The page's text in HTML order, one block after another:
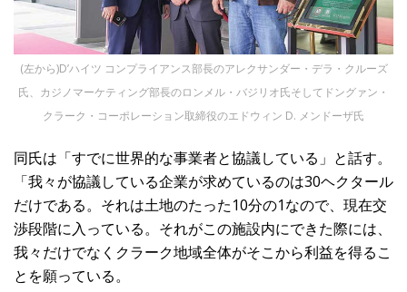
(左から)D’ハイツ コンプライアンス部長のアレクサンダー・デラ・クルーズ
氏、カジノマーケティング部長のロンメル・バジリオ氏そしてドングァン・
クラーク・コーポレーション取締役のエドウィン D. メンドーザ氏
同氏は「すでに世界的な事業者と協議している」と話す。
「我々が協議している企業が求めているのは30ヘクタール
だけである。それは土地のたった10分の1なので、現在交
渉段階に入っている。それがこの施設内にできた際には、
我々だけでなくクラーク地域全体がそこから利益を得るこ
とを願っている。